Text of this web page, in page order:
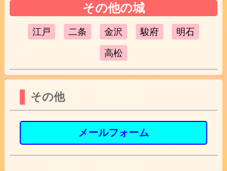
その他の城
江戸 二条 金沢 駿府 明石
高松
その他
メールフォーム